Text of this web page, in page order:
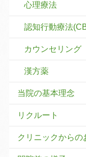
心理療法
認知行動療法
カウンセリング
漢方薬
当院の基本理念
リクルート
クリニックからの